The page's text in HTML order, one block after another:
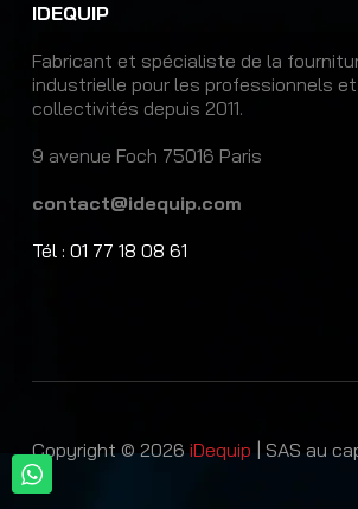
IDEQUIP
Fabricant et spécialiste de la
industrielle pour les professionnels
collectivités depuis 2011.
9 avenue Foch 75016 Paris
contact@idequip.com
Tél : 01 77 18 08 61
Copyright © 2026 iDequip | SAS au